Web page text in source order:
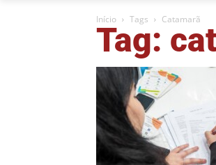
Início Tags Catamarã
Tag: